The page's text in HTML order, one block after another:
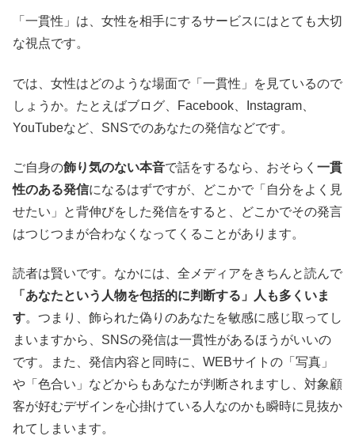
「一貫性」は、女性を相手にするサービスにはとても大切
な視点です。
では、女性はどのような場面で「一貫性」を見ているので
しょうか。たとえばブログ、Facebook、Instagram、
YouTubeなど、SNSでのあなたの発信などです。
ご自身の飾り気のない本音で話をするなら、おそらく 一貫
性のある発信になるはずですが、どこかで「自分をよく見
せたい」と背伸びをした発信をすると、どこかでその発言
はつじつまが合わなくなってくることがあります。
読者は賢いです。なかには、全メディアをきちんと読んで
「あなたという人物を包括的に判断する」人も多くいま
す。つまり、飾られた偽りのあなたを敏感に感じ取ってし
まいますから、SNSの発信は一貫性があるほうがいいの
です。また、発信内容と同時に、WEBサイトの「写真」
や「色合い」などからもあなたが判断されますし、対象顧
客が好むデザインを心掛けている人なのかも瞬時に見抜か
れてしまいます。